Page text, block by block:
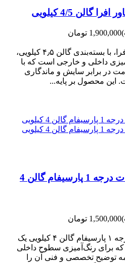
4/5 کیلویی
1,900,000 تومان
رنگ آکریلیک سفید فول کاور افرا، با بسته‌بندی گالن ۴٫۵ کیلویی،
داخلی و خارجی است که با
در برابر سایش و ماندگاری
محصول بر پایه...
رنگ نیم پلاستیک سفید مات درجه 1 پارسیفام گالن 4
1,500,000 تومان
رنگ نیم‌ پلاستیک سفید مات درجه ۱ پارسیفام گالن ۴ کیلویی یک
برای رنگ‌آمیزی سطوح داخلی
توضیح تخصصی و فنی آن را